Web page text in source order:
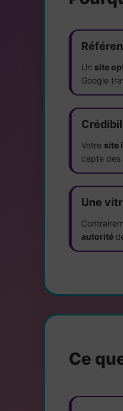
Un site
Google
Votre site
capte des
Une
autorité
Ce